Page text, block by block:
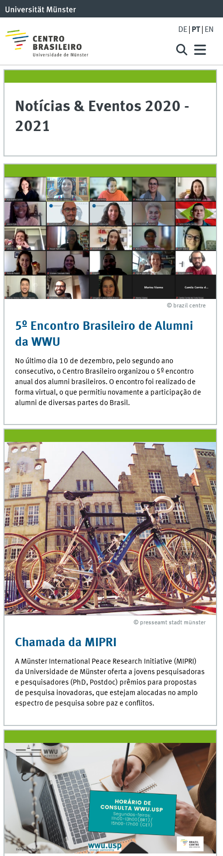
DE PT EN
Notícias & Eventos 2020 -
2021
© brazil centre
© brazil centre
5º Encontro Brasileiro de Alumni
da WWU
No último dia 10 de dezembro, pelo segundo ano
consecutivo, o Centro Brasileiro organizou o 5º encontro
anual dos alumni brasileiros. O encontro foi realizado de
forma virtual, o que permitiu novamente a participação de
alumni de diversas partes do Brasil.
© presseamt stadt münster
© presseamt stadt münster
Chamada da MIPRI
A Münster International Peace Research Initiative (MIPRI)
da Universidade de Münster oferta a jovens pesquisadoras
e pesquisadores (PhD, Postdoc) prêmios para propostas
de pesquisa inovadoras, que estejam alocadas no amplo
espectro de pesquisa sobre paz e conflitos.